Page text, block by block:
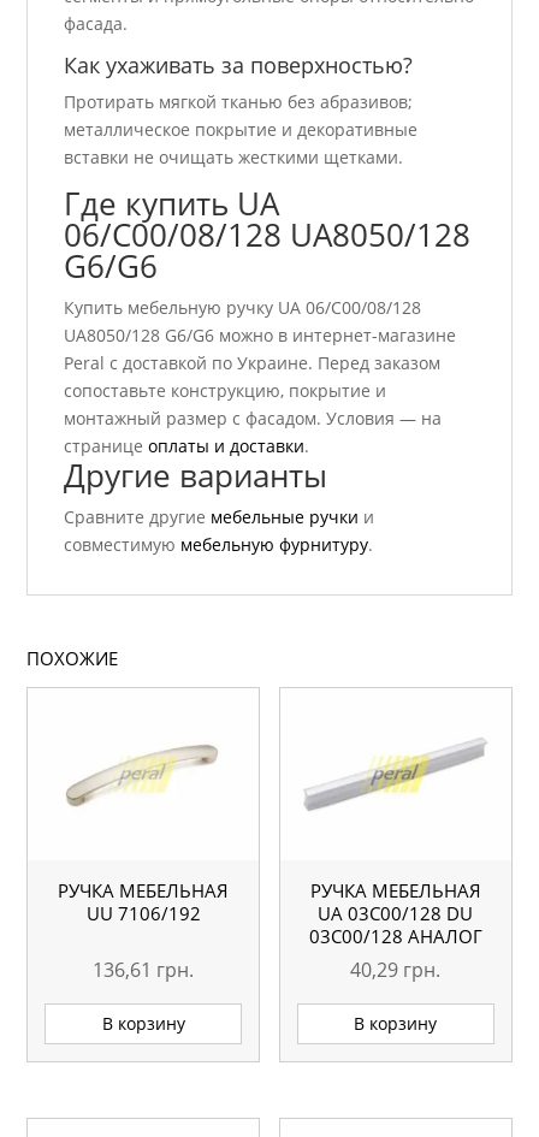
фасада.
Как ухаживать за поверхностью?
Протирать мягкой тканью без абразивов;
металлическое покрытие и декоративные
вставки не очищать жесткими щетками.
Где купить UA
06/C00/08/128 UA8050/128
G6/G6
Купить мебельную ручку UA 06/C00/08/128
UA8050/128 G6/G6 можно в интернет-магазине
Peral с доставкой по Украине. Перед заказом
сопоставьте конструкцию, покрытие и
монтажный размер с фасадом. Условия — на
страницеоплаты и доставки.
Другие варианты
Сравните другие мебельные ручки и
совместимую мебельную фурнитуру.
ПОХОЖИЕ
РУЧКА МЕБЕЛЬНАЯ
UU 7106/192
136,61 грн.
В корзину
РУЧКА МЕБЕЛЬНАЯ
UA 03С00/128 DU
03С00/128 АНАЛОГ
40,29 грн.
В корзину